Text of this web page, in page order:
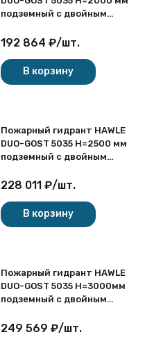
подземный с двойным
192 864 ₽/шт.
В корзину
Пожарный гидрант HAWLE
DUO-GOST 5035 H=2500 мм
подземный с двойным
228 011 ₽/шт.
В корзину
Пожарный гидрант HAWLE
DUO-GOST 5035 H=3000мм
подземный с двойным
249 569 ₽/шт.